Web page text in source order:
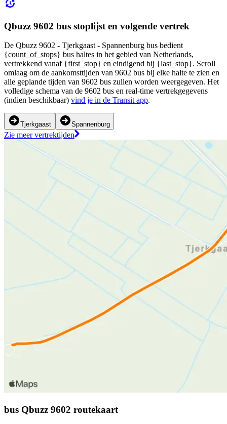
Qbuzz 9602 bus stoplijst en volgende vertrek
De Qbuzz 9602 - Tjerkgaast - Spannenburg bus bedient
{count_of_stops} bus haltes in het gebied van Netherlands,
vertrekkend vanaf {first_stop} en eindigend bij {last_stop}. Scroll
omlaag om de aankomsttijden van 9602 bus bij elke halte te zien en
alle geplande tijden van 9602 bus zullen worden weergegeven. Het
volledige schema van de 9602 bus en real-time vertrekgegevens
(indien beschikbaar) vind je in de Transit app.
Tjerkgaast Spannenburg
Zie meer vertrektijden
bus Qbuzz 9602 routekaart